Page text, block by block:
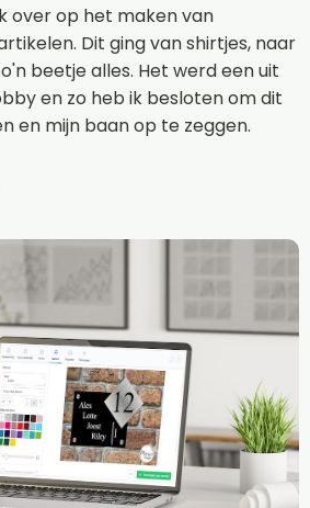
over op het maken van
Dit ging van shirtjes, naar
beetje alles. Het werd een uit
en zo heb ik besloten om dit
en mijn baan op te zeggen.